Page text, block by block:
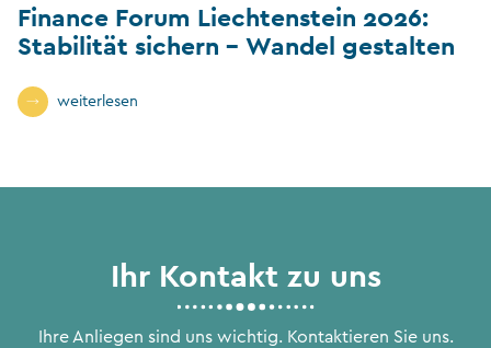
Finance Forum Liechtenstein 2026:
Stabilität sichern – Wandel gestalten
weiterlesen
Ihr Kontakt zu uns
Ihre Anliegen sind uns wichtig. Kontaktieren Sie uns.